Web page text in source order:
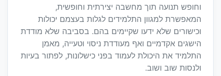
וחופש תנועה תוך מחשבה יצירתית וחופשית,
המאפשרת למגוון התלמידים לגלות בעצמם יכולות
וכישורים שלא ידעו שקיימים בהם. בסביבה שלא מודדת
הישגים אקדמיים ואף מעודדת ניסוי וטעייה, מאמן
התלמיד את היכולת לעמוד בפני כישלונות, לפתור בעיות
ולנסות שוב ושוב.